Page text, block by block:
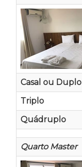
Casal ou Duplo
Triplo
Quádruplo
Quarto Master